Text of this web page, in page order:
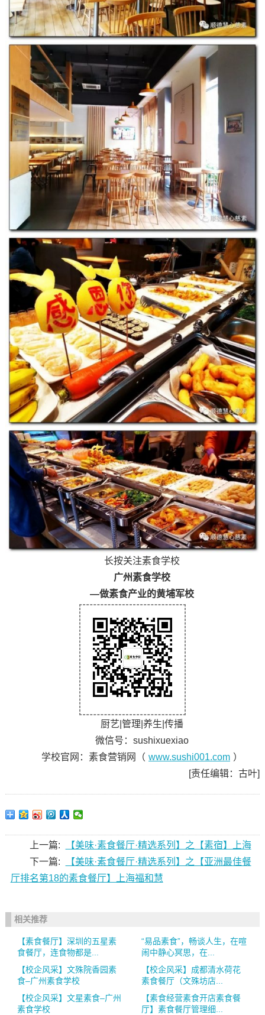
长按关注素食学校
广州素食学校
—做素食产业的黄埔军校
厨艺|管理|养生|传播
微信号：sushixuexiao
学校官网：素食营销网（ www.sushi001.com ）
[责任编辑：古叶]
上一篇:
【美味·素食餐厅·精选系列】之【素宿】上海
下一篇:
【美味·素食餐厅·精选系列】之【亚洲最佳餐
厅排名第18的素食餐厅】上海福和慧
相关推荐
【素食餐厅】深圳的五星素
食餐厅，连食物都是...
“易品素食”，畅谈人生，在喧
闹中静心冥思，在...
【校企风采】文殊院香园素
食–广州素食学校
【校企风采】成都清水荷花
素食餐厅（文殊坊店...
【校企风采】文星素食–广州
素食学校
【素食经营素食开店素食餐
厅】素食餐厅管理细...